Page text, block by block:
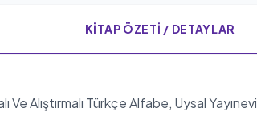
KITAP ÖZETI / DETAYLAR
Ve Alıştırmalı Türkçe Alfabe, Uysal Yayınevi